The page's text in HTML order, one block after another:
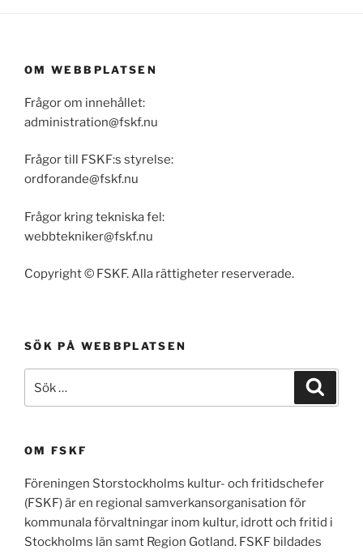
OM WEBBPLATSEN
Frågor om innehållet:
administration@fskf.nu
Frågor till FSKF:s styrelse:
ordforande@fskf.nu
Frågor kring tekniska fel:
webbtekniker@fskf.nu
Copyright © FSKF. Alla rättigheter reserverade.
SÖK PÅ WEBBPLATSEN
efter:
OM FSKF
Föreningen Storstockholms kultur- och fritidschefer
(FSKF) är en regional samverkansorganisation för
kommunala förvaltningar inom kultur, idrott och fritid i
Stockholms län samt Region Gotland. FSKF bildades